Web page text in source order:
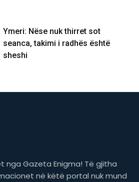
Ymeri: Nëse nuk thirret sot
seanca, takimi i radhës është
sheshi
nga Gazeta Enigma! Të gjitha
në këtë portal nuk mund